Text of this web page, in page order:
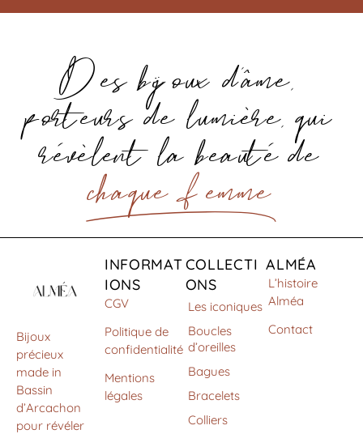
Des bijoux d’âme,
porteurs de lumière, qui
révèlent la beauté de
chaque . femme
Bijoux
précieux
made in
Bassin
d’Arcachon
pour révéler
ALMÉA
L’histoire
Alméa
Contact
COLLECTI
ONS
Les iconiques
Boucles
d’oreilles
Bagues
Bracelets
Colliers
INFORMAT
IONS
CGV
Politique de
confidentialité
Mentions
légales